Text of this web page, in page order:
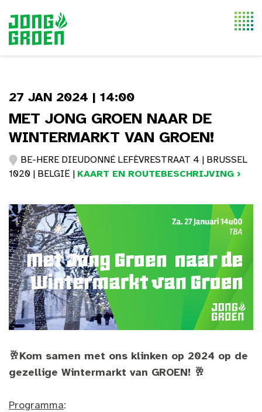
27 JAN 2024 | 14:00
MET JONG GROEN NAAR DE
WINTERMARKT VAN GROEN!
BE-HERE DIEUDONNÉ LEFÈVRESTRAAT 4 | BRUSSEL
1020 | BELGIË | KAART EN ROUTEBESCHRIJVING ›
🥂Kom samen met ons klinken op 2024 op de
gezellige Wintermarkt van GROEN! 🥂
Programma: